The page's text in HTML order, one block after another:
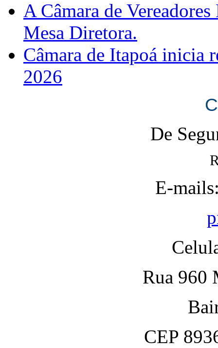
A Câmara de
Mesa Diretora.
Câmara de Itapoá inicia
2026
De
E-
Rua 960
CEP